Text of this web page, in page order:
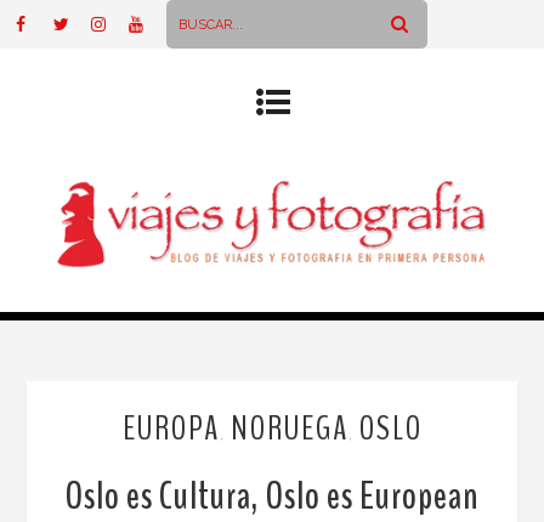
EUROPA NORUEGA OSLO
Oslo es Cultura, Oslo es European